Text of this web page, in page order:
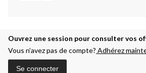
Ouvrez une session pour consulter vos
Vous n’avez pas de compte? Adhérez
Se connecter